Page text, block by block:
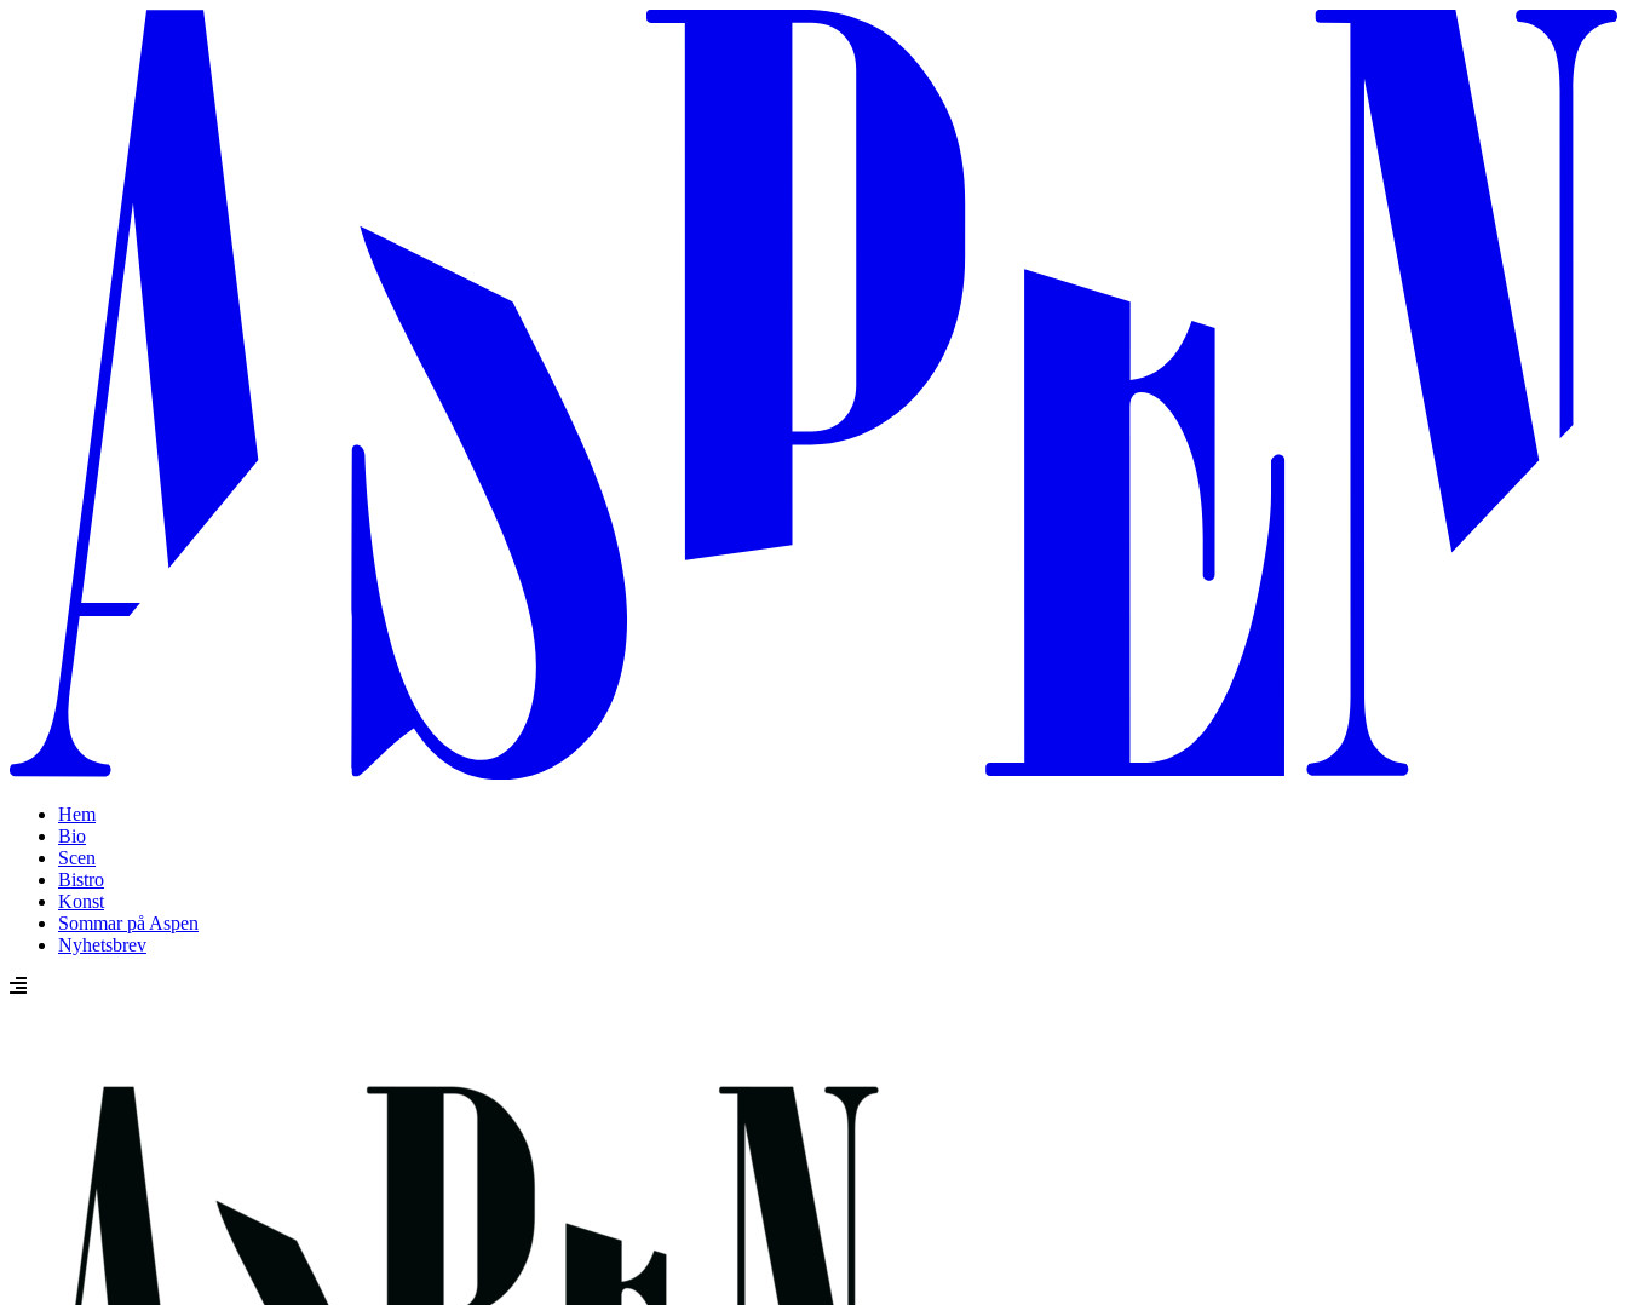
Hem
Bio
Scen
Bistro
Konst
Sommar på Aspen
Nyhetsbrev